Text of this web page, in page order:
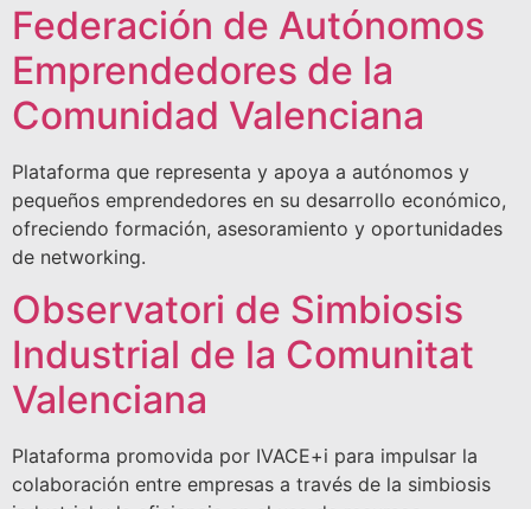
Federación de Autónomos
Emprendedores de la
Comunidad Valenciana
Plataforma que representa y apoya a autónomos y
pequeños emprendedores en su desarrollo económico,
ofreciendo formación, asesoramiento y oportunidades
de networking.
Observatori de Simbiosis
Industrial de la Comunitat
Valenciana
Plataforma promovida por IVACE+i para impulsar la
colaboración entre empresas a través de la simbiosis